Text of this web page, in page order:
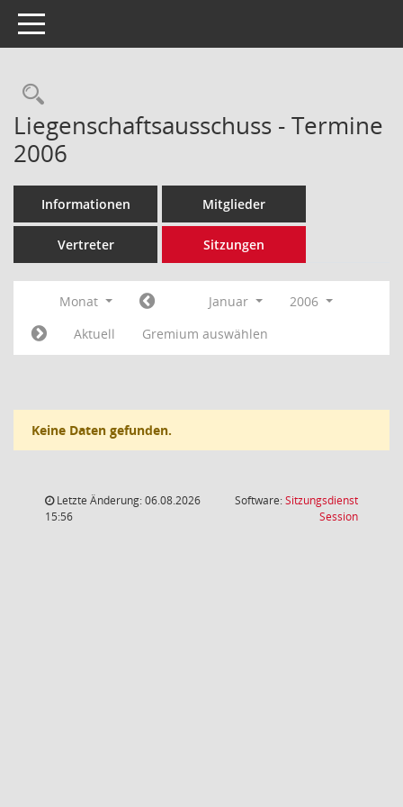
Toggle navigation
Rechercheauswahl
Liegenschaftsausschuss - Termine
2006
Informationen Mitglieder
Vertreter Sitzungen
Monat Januar
2006
Aktuell
Gremium auswählen
Keine Daten gefunden.
Letzte Änderung: 06.08.2026
15:56
Software:Sitzungsdienst
Session(Wird in